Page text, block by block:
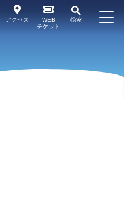
WEB
チケット
検索
アクセス